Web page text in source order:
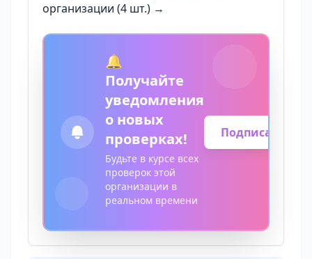
организации (4 шт.) →
🔔
Получайте
уведомления
о новых
проверках!
Будьте в курсе всех
проверок этой
организации в
реальном времени
Подписаться